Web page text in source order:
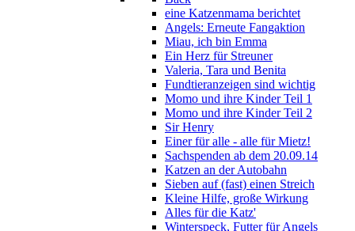
eine Katzenmama berichtet
Angels: Erneute Fangaktion
Miau, ich bin Emma
Ein Herz für Streuner
Valeria, Tara und Benita
Fundtieranzeigen sind wichtig
Momo und ihre Kinder Teil 1
Momo und ihre Kinder Teil 2
Sir Henry
Einer für alle - alle für Mietz!
Sachspenden ab dem 20.09.14
Katzen an der Autobahn
Sieben auf (fast) einen Streich
Kleine Hilfe, große Wirkung
Alles für die Katz'
Winterspeck, Futter für Angels